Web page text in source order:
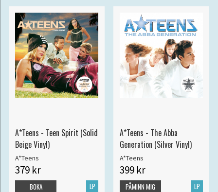
A*Teens - Teen Spirit (Solid
Beige Vinyl)
A*Teens
379 kr
LP
BOKA
A*Teens - The Abba
Generation (Silver Vinyl)
A*Teens
399 kr
LP
PÅMINN MIG